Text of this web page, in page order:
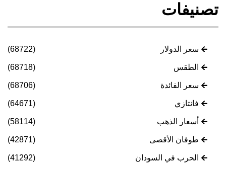
تصنيفات
سعر الدولار (68722)
الطقس (68718)
سعر الفائدة (68706)
فانتازي (64671)
أسعار الذهب (58114)
طوفان الأقصى (42871)
الحرب في السودان (41292)